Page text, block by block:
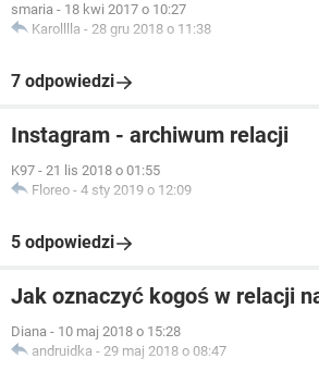
smaria - 18 kwi 2017 o 10:27
Karolllla - 28 gru 2018 o 11:38
7 odpowiedzi
Instagram - archiwum relacji
K97 - 21 lis 2018 o 01:55
Floreo - 4 sty 2019 o 12:09
5 odpowiedzi
Jak oznaczyć kogoś w relacji
Diana - 10 maj 2018 o 15:28
andruidka - 29 maj 2018 o 08:47